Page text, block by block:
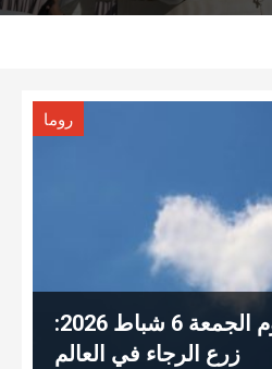
روما
عناوين نشرة يوم الجمعة 6 شباط 2026:
زرع الرجاء في العالم